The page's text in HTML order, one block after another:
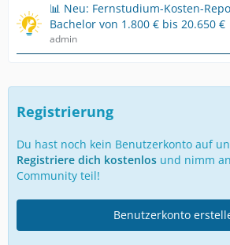
📊 Neu: Fernstudium-Kosten-
Bachelor von 1.800 € bis 20.650 €
admin
Registrierung
Du hast noch kein Benutzerkonto auf
Registriere dich kostenlos und nimm
Community teil!
Benutzerkonto